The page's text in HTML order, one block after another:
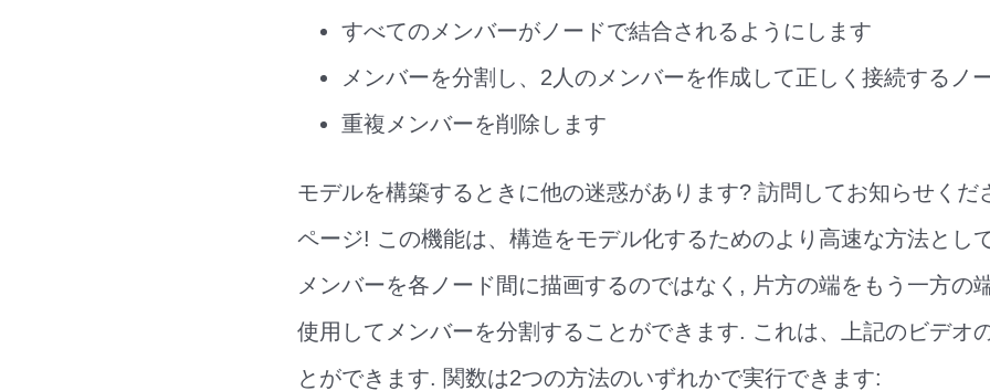
すべてのメンバーがノードで結合されるようにします
メンバーを分割し、2人のメンバーを作成して正しく接続するノ
重複メンバーを削除します
モデルを構築するときに他の迷惑があります? 訪問してお知らせくだ
ページ! この機能は、構造をモデル化するためのより高速な方法とし
メンバーを各ノード間に描画するのではなく, 片方の端をもう一方の
使用してメンバーを分割することができます. これは、上記のビデオ
とができます. 関数は2つの方法のいずれかで実行できます: